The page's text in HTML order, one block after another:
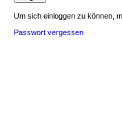
Um sich einloggen zu können,
Passwort vergessen